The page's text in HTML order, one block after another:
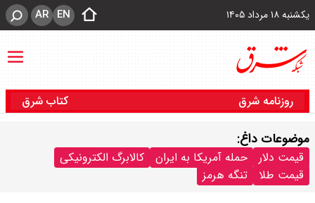
یکشنبه ۱۸ مرداد ۱۴۰۵ EN
AR
روزنامه شرق کتاب شرق
موضوعات داغ:
قیمت دلار حمله آمریکا به ایران
کالابرگ الکترونیکی
قیمت طلا
تنگه هرمز